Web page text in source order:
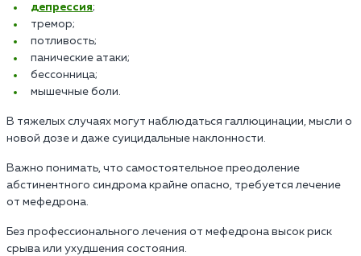
депрессия;
тремор;
потливость;
панические атаки;
бессонница;
мышечные боли.
В тяжелых случаях могут наблюдаться галлюцинации, мысли о
новой дозе и даже суицидальные наклонности.
Важно понимать, что самостоятельное преодоление
абстинентного синдрома крайне опасно, требуется лечение
от мефедрона.
Без профессионального лечения от мефедрона высок риск
срыва или ухудшения состояния.